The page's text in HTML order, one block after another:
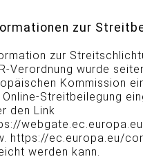
zur
zur
Verordnung wurde
Kommission
Online-Streitbeilegung
den Link
https://ec.europa.eu/
werden kann.